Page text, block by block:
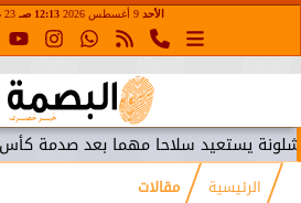
الأحد 9 أغسطس 2026 12:13 صـ 23 صفر 1448
سلاحا مهما بعد صدمة كأس العالم
الرئيسية مقالات